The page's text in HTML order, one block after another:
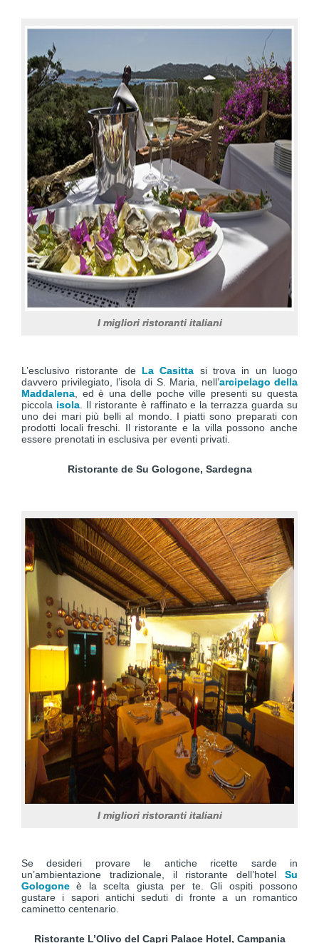
I migliori ristoranti italiani
L’esclusivo ristorante de La Casitta si trova in un luogo
davvero privilegiato, l’isola di S. Maria, nell’arcipelago della
Maddalena , ed è una delle poche ville presenti su questa
piccola isola. Il ristorante è raffinato e la terrazza guarda su
uno dei mari più belli al mondo. I piatti sono preparati con
prodotti locali freschi. Il ristorante e la villa possono anche
essere prenotati in esclusiva per eventi privati.
Ristorante de Su Gologone, Sardegna
I migliori ristoranti italiani
Se desideri provare le antiche ricette sarde in
un’ambientazione tradizionale, il ristorante dell’hotel Su
Gologone è la scelta giusta per te. Gli ospiti possono
gustare i sapori antichi seduti di fronte a un romantico
caminetto centenario.
Ristorante L’Olivo del Capri Palace Hotel, Campania